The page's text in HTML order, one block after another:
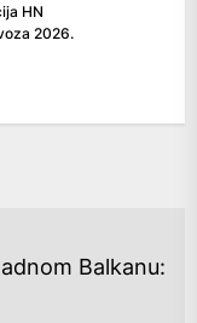
HN
2026.
Balkanu: